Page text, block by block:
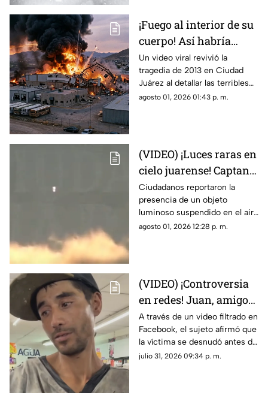
¡Fuego al interior de su
cuerpo! Así habría
muerto una de las
víctimas de la
explosión de una
maquiladora en Ciudad
Un video viral revivió la
tragedia de 2013 en Ciudad
Juárez al detallar las terribles
quemaduras internas que
agosto 01, 2026 01:43 p. m.
(VIDEO) ¡Luces raras en
cielo juarense! Captan
luz de extraña forma
que asemeja un OVNI
Ciudadanos reportaron la
presencia de un objeto
luminoso suspendido en el aire
que no coincidía con drones ni
agosto 01, 2026 12:28 p. m.
(VIDEO) ¡Controversia
en redes! Juan, amigo
de José Bélico, habría
movido un cadáver que
cayó en su dique
A través de un video filtrado en
Facebook, el sujeto afirmó que
la víctima se desnudó antes de
caer y justificó haber movido
julio 31, 2026 09:34 p. m.